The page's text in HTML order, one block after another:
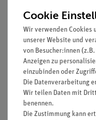
Masse: 0,03 kg.
Versuche
Media / Downloads
Cookie
Wir verwenden Cookies
unserer Website und
von Besucher:innen
Anzeigen zu
einzubinden oder
Die Datenverarbeitung
Wir teilen Daten mit
benennen.
Die Zustimmung kann